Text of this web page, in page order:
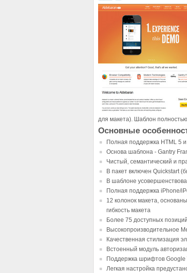
для макета). Шаблон
Основные
Полная поддержка HTML 5
Основа шаблона - Gantry
Чистый, семантический и
В пакет включен Quickstart
В шаблоне
Полная поддержка iPhone/
12 колонок макета,
гибкость макета
Более 75 доступных
Высокопроизводительное
Качественная стилизация
Встоенный модуль
Поддержка шрифтов Google
Легкая настройка